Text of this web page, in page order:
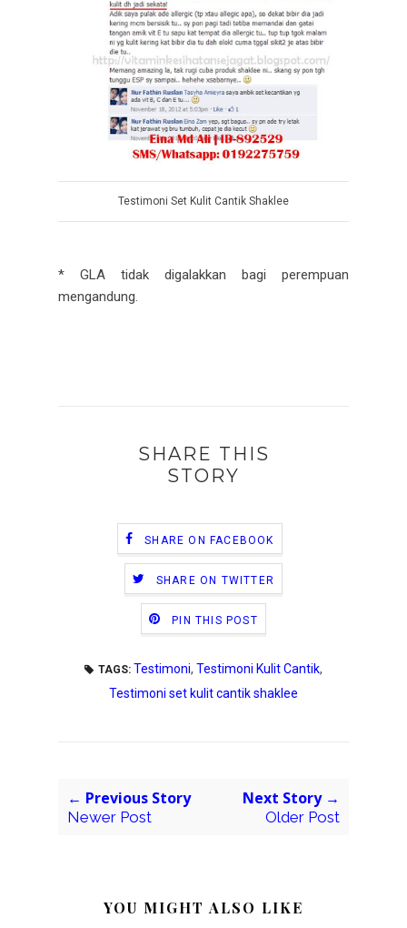
Testimoni Set Kulit Cantik Shaklee
* GLA tidak digalakkan bagi perempuan
mengandung.
SHARE THIS
STORY
SHARE ON FACEBOOK
SHARE ON TWITTER
PIN THIS POST
TAGS: Testimoni, Testimoni Kulit Cantik,
Testimoni set kulit cantik shaklee
← Previous Story
Newer Post
Next Story →
Older Post
YOU MIGHT ALSO LIKE